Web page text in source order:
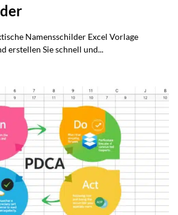
Namensschilder Excel Vorlage
erstellen Sie schnell und...